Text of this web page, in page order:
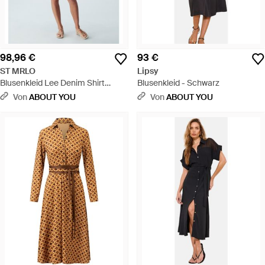
98,96 €
ST MRLO
Blusenkleid Lee Denim Shirt
Dress - Pink
VonABOUT YOU
93 €
Lipsy
Blusenkleid - Schwarz
VonABOUT YOU